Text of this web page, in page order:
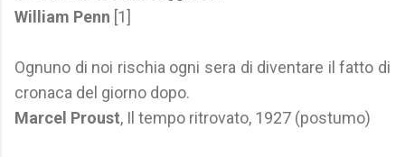
William Penn [1]
Ognuno di noi rischia ogni sera di diventare il fatto di
cronaca del giorno dopo.
Marcel Proust, Il tempo ritrovato, 1927 (postumo)